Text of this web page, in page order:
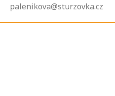
palenikova@sturzovka.cz